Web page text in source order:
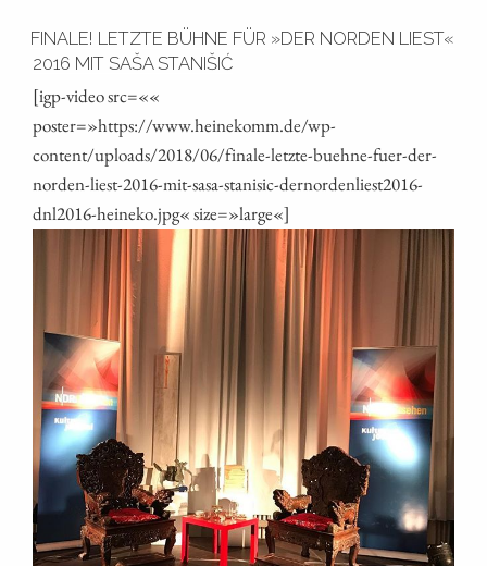
FINALE! LETZTE BÜHNE FÜR »DER NORDEN LIEST«
2016 MIT SAŠA STANIŠIĆ
[igp-video src=««
poster=»https://www.heinekomm.de/wp-
content/uploads/2018/06/finale-letzte-buehne-fuer-der-
norden-liest-2016-mit-sasa-stanisic-dernordenliest2016-
dnl2016-heineko.jpg« size=»large«]